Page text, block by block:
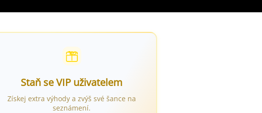
Staň se VIP uživatelem
Získej extra výhody a zvýš své šance na
seznámení.